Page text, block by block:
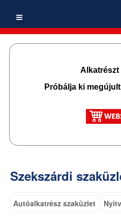
Alkatrészt
Próbálja ki
Szekszárdi
Autóalkatrész szaküzlet